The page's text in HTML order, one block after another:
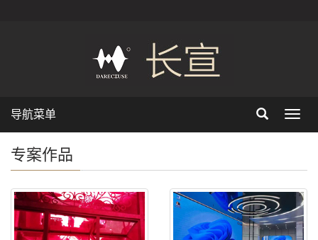
导航菜单
专案作品